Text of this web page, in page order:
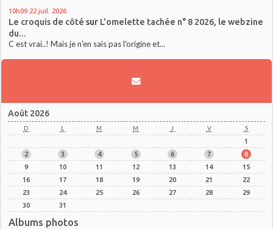
10h09 22 juil. 2026
Le croquis de côté sur L'omelette tachée n° 8 2026, le webzine
du...
C est vrai..! Mais je n'en sais pas l'origine et...
Août 2026
D L M M J V S
1
2
3 4 5 6 7
8
9
10 11 12 13 14
15
16
17 18 19 20 21
22
23
24 25 26 27 28
29
30
31
Albums photos